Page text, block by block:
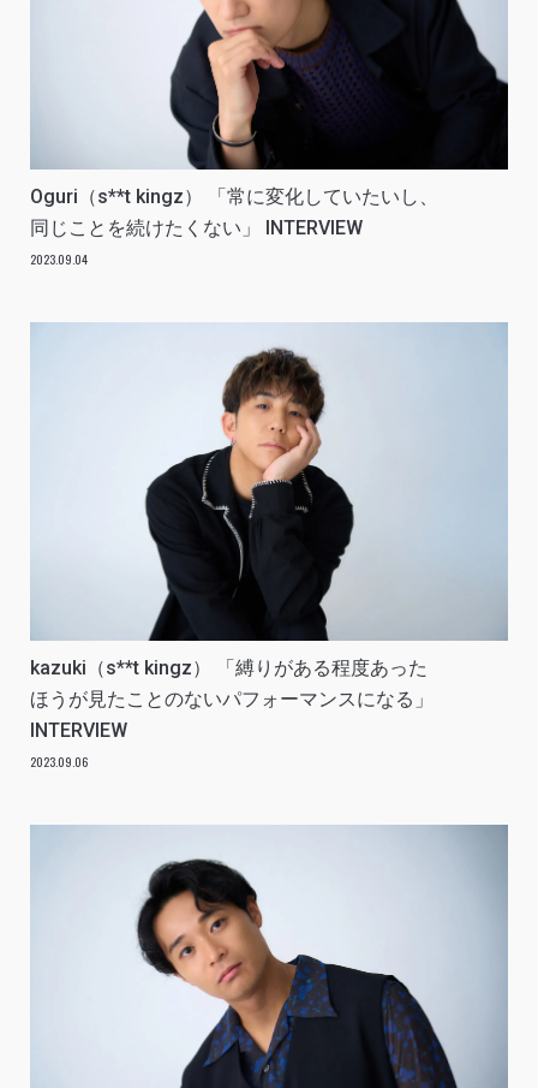
Oguri（s**t kingz） 「常に変化していたいし、
同じことを続けたくない」 INTERVIEW
2023.09.04
kazuki（s**t kingz） 「縛りがある程度あった
ほうが見たことのないパフォーマンスになる」
INTERVIEW
2023.09.06